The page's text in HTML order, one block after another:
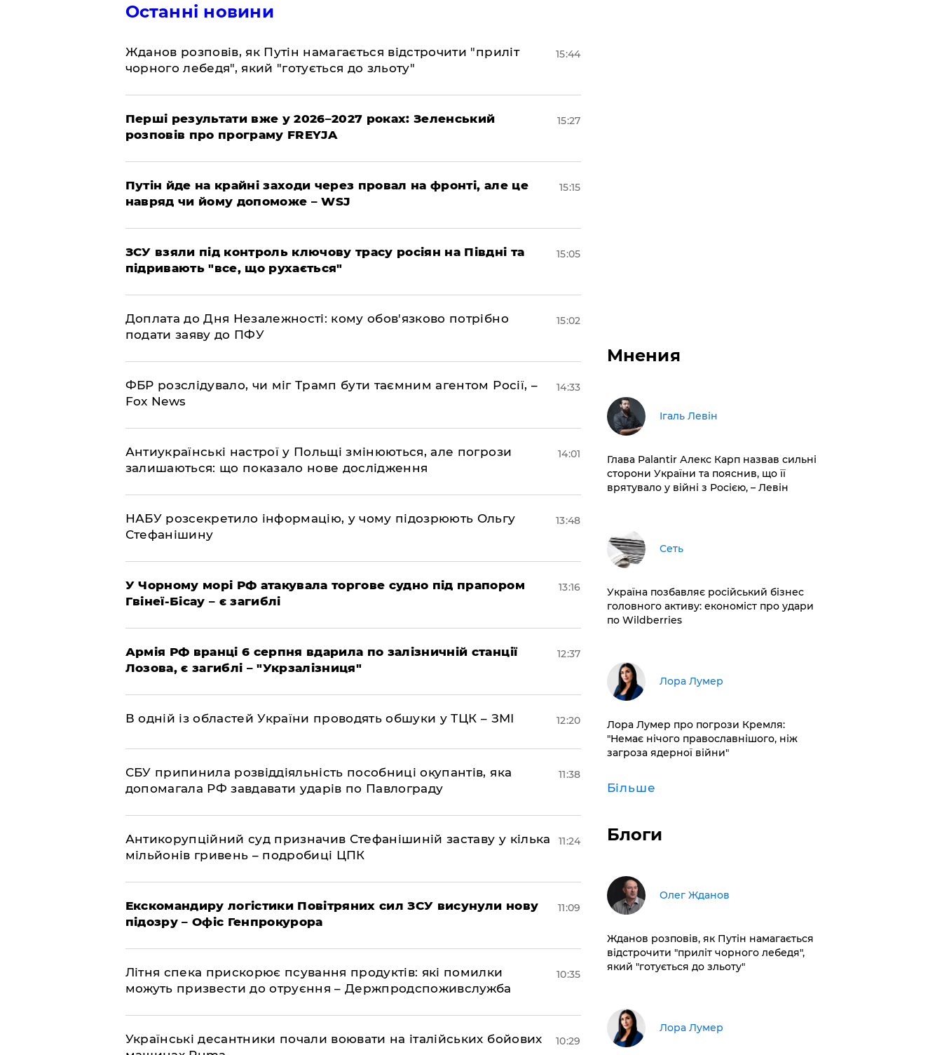
Останні новини
Жданов розповів, як Путін намагається відстрочити "приліт
чорного лебедя", який "готується до зльоту"
15:44
Перші результати вже у 2026–2027 роках: Зеленський
розповів про програму FREYJA
15:27
Путін йде на крайні заходи через провал на фронті, але це
навряд чи йому допоможе – WSJ
15:15
ЗСУ взяли під контроль ключову трасу росіян на Півдні та
підривають "все, що рухається"
15:05
Доплата до Дня Незалежності: кому обов'язково потрібно
подати заяву до ПФУ
15:02
ФБР розслідувало, чи міг Трамп бути таємним агентом Росії, –
Fox News
14:33
Антиукраїнські настрої у Польщі змінюються, але погрози
залишаються: що показало нове дослідження
14:01
НАБУ розсекретило інформацію, у чому підозрюють Ольгу
Стефанішину
13:48
У Чорному морі РФ атакувала торгове судно під прапором
Гвінеї-Бісау – є загиблі
13:16
Армія РФ вранці 6 серпня вдарила по залізничній станції
Лозова, є загиблі – "Укрзалізниця"
12:37
В одній із областей України проводять обшуки у ТЦК – ЗМІ 12:20
СБУ припинила розвіддіяльність пособниці окупантів, яка
допомагала РФ завдавати ударів по Павлограду
11:38
Антикорупційний суд призначив Стефанішиній заставу у кілька
мільйонів гривень – подробиці ЦПК
11:24
Екскомандиру логістики Повітряних сил ЗСУ висунули нову
підозру – Офіс Генпрокурора
11:09
Літня спека прискорює псування продуктів: які помилки
можуть призвести до отруєння – Держпродспоживслужба
10:35
Українські десантники почали воювати на італійських бойових
10:29
Мнения
Ігаль Левін
Глава Palantir Алекс Карп назвав сильні
сторони України та пояснив, що її
врятувало у війні з Росією, – Левін
Сеть
​Україна позбавляє російський бізнес
головного активу: економіст про удари
по Wildberries
​Лора Лумер
Лора Лумер про погрози Кремля:
"Немає нічого православнішого, ніж
загроза ядерної війни"
Більше
Блоги
Олег Жданов
Жданов розповів, як Путін намагається
відстрочити "приліт чорного лебедя",
який "готується до зльоту"
​Лора Лумер